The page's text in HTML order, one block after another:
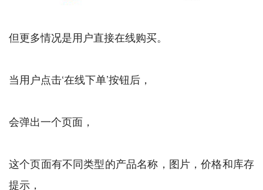
但更多情况是用户直接在线购买。
当用户点击‘在线下单’按钮后，
会弹出一个页面，
这个页面有不同类型的产品名称，图片，价格和库存
提示，